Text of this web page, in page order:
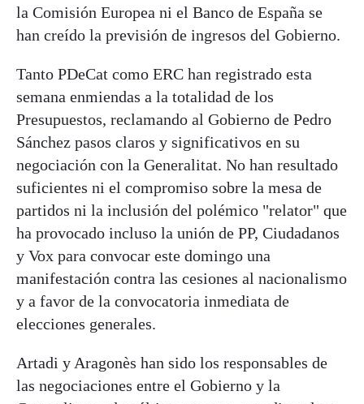
la Comisión Europea ni el Banco de España se
han creído la previsión de ingresos del Gobierno.
Tanto PDeCat como ERC han registrado esta
semana enmiendas a la totalidad de los
Presupuestos, reclamando al Gobierno de Pedro
Sánchez pasos claros y significativos en su
negociación con la Generalitat. No han resultado
suficientes ni el compromiso sobre la mesa de
partidos ni la inclusión del polémico "relator" que
ha provocado incluso la unión de PP, Ciudadanos
y Vox para convocar este domingo una
manifestación contra las cesiones al nacionalismo
y a favor de la convocatoria inmediata de
elecciones generales.
Artadi y Aragonès han sido los responsables de
las negociaciones entre el Gobierno y la